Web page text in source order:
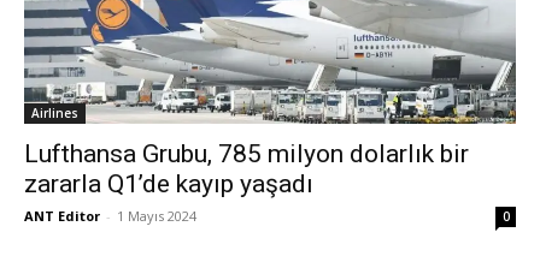
Airlines
Lufthansa Grubu, 785 milyon dolarlık bir
zararla Q1’de kayıp yaşadı
ANT Editor - 1 Mayıs 2024 0